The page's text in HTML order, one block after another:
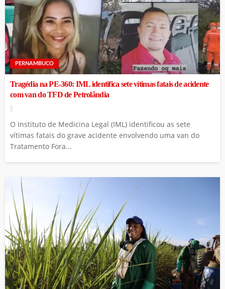
PERNAMBUCO
Tragédia na PE-360: IML identifica sete vítimas fatais de acidente
com van do TFD de Petrolândia
O Instituto de Medicina Legal (IML) identificou as sete
vítimas fatais do grave acidente envolvendo uma van do
Tratamento Fora...